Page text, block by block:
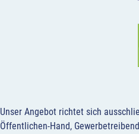
Unser Angebot richtet sich
Öffentlichen-Hand,